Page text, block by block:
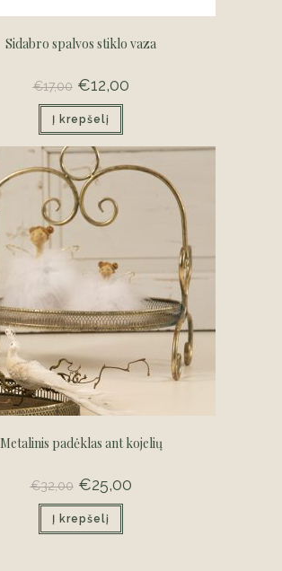
Sidabro spalvos stiklo vaza
€17,00 Original
price
was:
€17,00.
€12,00Current
Į krepšelį
Metalinis padėklas ant kojelių
€32,00 Original
price
was:
€32,00.
€25,00Current
Į krepšelį